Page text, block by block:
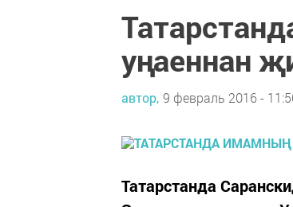
уңаеннан
автор, 9 февраль 2016 -
Татарстанда